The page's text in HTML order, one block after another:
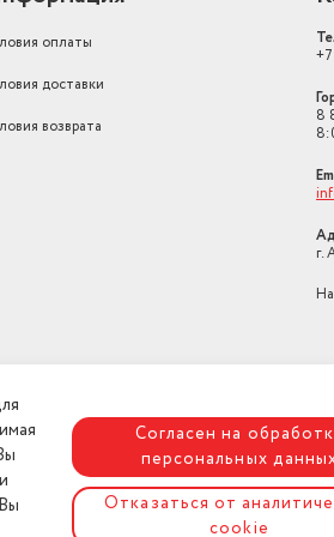
оплаты
доставки
возврата
8
г.
Согласен на
персональных
Отказаться от
cookie